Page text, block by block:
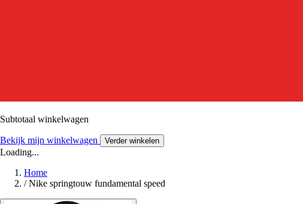
Subtotaal winkelwagen
Bekijk mijn winkelwagen Verder winkelen
Loading...
Home
/ Nike springtouw fundamental speed